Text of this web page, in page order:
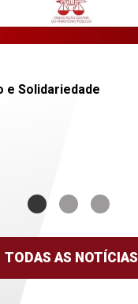
e Solidariedade
TODAS AS NOTÍCIAS